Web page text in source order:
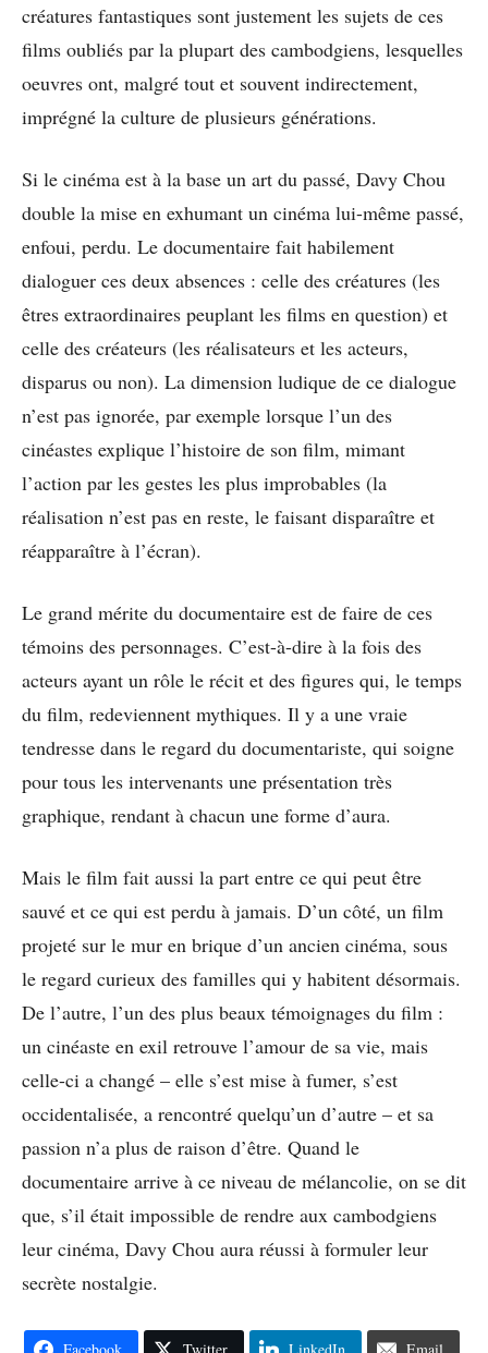
créatures fantastiques sont justement les sujets de ces
films oubliés par la plupart des cambodgiens, lesquelles
oeuvres ont, malgré tout et souvent indirectement,
imprégné la culture de plusieurs générations.
Si le cinéma est à la base un art du passé, Davy Chou
double la mise en exhumant un cinéma lui-même passé,
enfoui, perdu. Le documentaire fait habilement
dialoguer ces deux absences : celle des créatures (les
êtres extraordinaires peuplant les films en question) et
celle des créateurs (les réalisateurs et les acteurs,
disparus ou non). La dimension ludique de ce dialogue
n’est pas ignorée, par exemple lorsque l’un des
cinéastes explique l’histoire de son film, mimant
l’action par les gestes les plus improbables (la
réalisation n’est pas en reste, le faisant disparaître et
réapparaître à l’écran).
Le grand mérite du documentaire est de faire de ces
témoins des personnages. C’est-à-dire à la fois des
acteurs ayant un rôle le récit et des figures qui, le temps
du film, redeviennent mythiques. Il y a une vraie
tendresse dans le regard du documentariste, qui soigne
pour tous les intervenants une présentation très
graphique, rendant à chacun une forme d’aura.
Mais le film fait aussi la part entre ce qui peut être
sauvé et ce qui est perdu à jamais. D’un côté, un film
projeté sur le mur en brique d’un ancien cinéma, sous
le regard curieux des familles qui y habitent désormais.
De l’autre, l’un des plus beaux témoignages du film :
un cinéaste en exil retrouve l’amour de sa vie, mais
celle-ci a changé – elle s’est mise à fumer, s’est
occidentalisée, a rencontré quelqu’un d’autre – et sa
passion n’a plus de raison d’être. Quand le
documentaire arrive à ce niveau de mélancolie, on se dit
que, s’il était impossible de rendre aux cambodgiens
leur cinéma, Davy Chou aura réussi à formuler leur
secrète nostalgie.
Facebook Twitter LinkedIn Email